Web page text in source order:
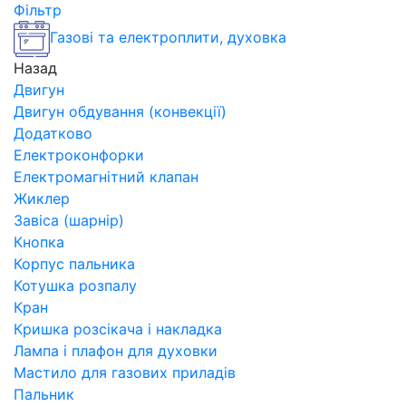
Фільтр
Газові та електроплити, духовка
Назад
Двигун
Двигун обдування (конвекції)
Додатково
Електроконфорки
Електромагнітний клапан
Жиклер
Завіса (шарнір)
Кнопка
Корпус пальника
Котушка розпалу
Кран
Кришка розсікача і накладка
Лампа і плафон для духовки
Мастило для газових приладів
Пальник